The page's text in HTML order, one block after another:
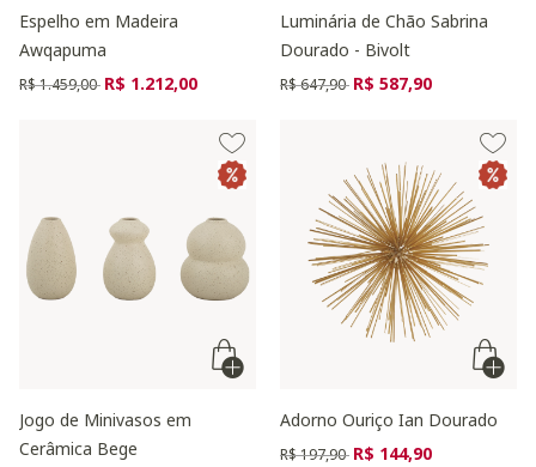
Espelho em Madeira
Awqapuma
Preço reduzido de
R$ 1.459,00 para
R$ 1.212,00
Luminária de Chão Sabrina
Dourado - Bivolt
Preço reduzido de
R$ 647,90 para
R$ 587,90
Jogo de Minivasos em
Cerâmica Bege
Adorno Ouriço Ian Dourado
Preço reduzido de
R$ 197,90 para
R$ 144,90